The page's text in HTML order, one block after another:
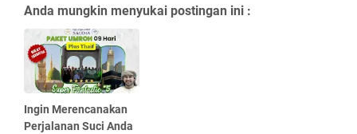
Anda mungkin menyukai postingan ini :
Ingin Merencanakan
Perjalanan Suci Anda